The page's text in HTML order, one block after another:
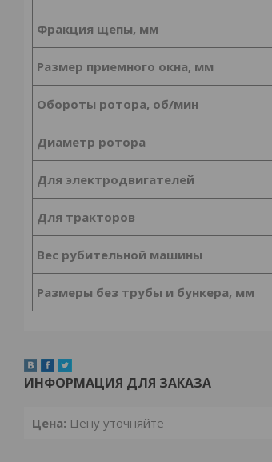
Фракция щепы, мм
Размер приемного окна, мм
Обороты ротора, об/мин
Диаметр ротора
Для электродвигателей
Для тракторов
Вес рубительной машины
Размеры без трубы и бункера, мм
ИНФОРМАЦИЯ ДЛЯ ЗАКАЗА
Цена: Цену уточняйте